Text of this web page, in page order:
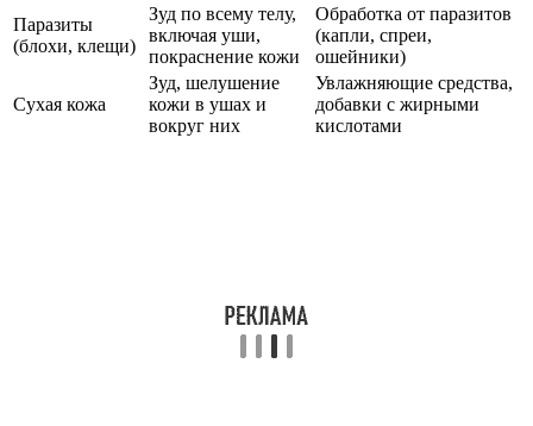
Паразиты
(блохи, клещи)
Зуд по всему телу,
включая уши,
покраснение кожи
Обработка от паразитов
(капли, спреи,
ошейники)
Сухая кожа
Зуд, шелушение
кожи в ушах и
вокруг них
Увлажняющие средства,
добавки с жирными
кислотами